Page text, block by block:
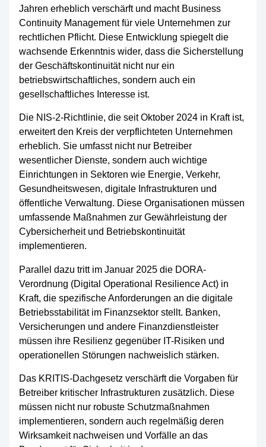
Jahren erheblich verschärft und macht Business
Continuity Management für viele Unternehmen zur
rechtlichen Pflicht. Diese Entwicklung spiegelt die
wachsende Erkenntnis wider, dass die Sicherstellung
der Geschäftskontinuität nicht nur ein
betriebswirtschaftliches, sondern auch ein
gesellschaftliches Interesse ist.
Die NIS-2-Richtlinie, die seit Oktober 2024 in Kraft ist,
erweitert den Kreis der verpflichteten Unternehmen
erheblich. Sie umfasst nicht nur Betreiber
wesentlicher Dienste, sondern auch wichtige
Einrichtungen in Sektoren wie Energie, Verkehr,
Gesundheitswesen, digitale Infrastrukturen und
öffentliche Verwaltung. Diese Organisationen müssen
umfassende Maßnahmen zur Gewährleistung der
Cybersicherheit und Betriebskontinuität
implementieren.
Parallel dazu tritt im Januar 2025 die DORA-
Verordnung (Digital Operational Resilience Act) in
Kraft, die spezifische Anforderungen an die digitale
Betriebsstabilität im Finanzsektor stellt. Banken,
Versicherungen und andere Finanzdienstleister
müssen ihre Resilienz gegenüber IT-Risiken und
operationellen Störungen nachweislich stärken.
Das KRITIS-Dachgesetz verschärft die Vorgaben für
Betreiber kritischer Infrastrukturen zusätzlich. Diese
müssen nicht nur robuste Schutzmaßnahmen
implementieren, sondern auch regelmäßig deren
Wirksamkeit nachweisen und Vorfälle an das